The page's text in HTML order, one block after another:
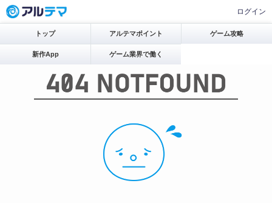
ログイン
トップ アルテマポイント ゲーム攻略
新作App ゲーム業界で働く